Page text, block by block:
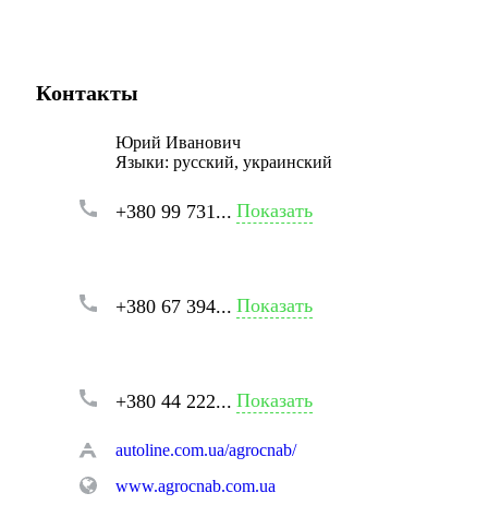
Контакты
Юрий Иванович
Языки: русский, украинский
+380 99 731... Показать
+380 67 394... Показать
+380 44 222... Показать
autoline.com.ua/agrocnab/
www.agrocnab.com.ua